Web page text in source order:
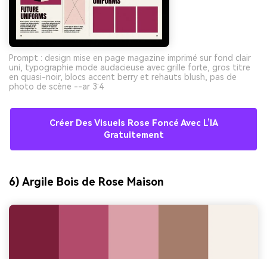
Prompt : design mise en page magazine imprimé sur fond clair
uni, typographie mode audacieuse avec grille forte, gros titre
en quasi-noir, blocs accent berry et rehauts blush, pas de
photo de scène --ar 3:4
Créer Des Visuels Rose Foncé Avec L’IA
Gratuitement
6) Argile Bois de Rose Maison